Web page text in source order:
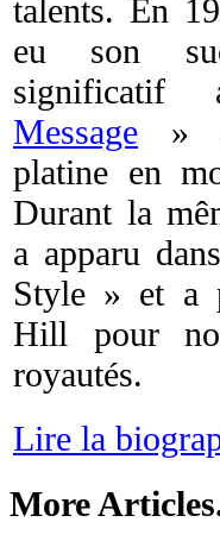
talents. En
eu son
Message »
platine en
Durant la
a apparu
Style » et a
Hill pour
royautés.
Lire la
More